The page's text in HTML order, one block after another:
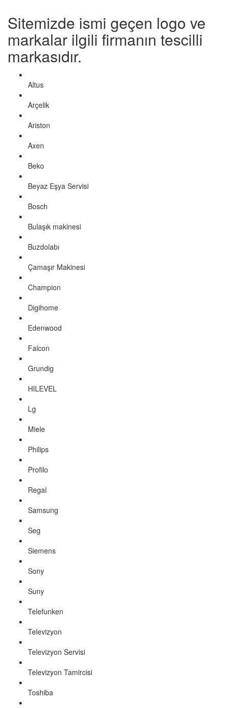
Sitemizde ismi geçen logo ve
markalar ilgili firmanın tescilli
markasıdır.
Altus
Arçelik
Ariston
Axen
Beko
Beyaz Eşya Servisi
Bosch
Bulaşık makinesi
Buzdolabı
Çamaşır Makinesi
Champion
Digihome
Edenwood
Falcon
Grundig
HILEVEL
Lg
Miele
Philips
Profilo
Regal
Samsung
Seg
Siemens
Sony
Suny
Telefunken
Televizyon
Televizyon Servisi
Televizyon Tamircisi
Toshiba